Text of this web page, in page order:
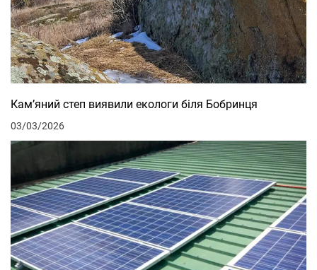
Кам’яний степ виявили екологи біля Бобринця
03/03/2026